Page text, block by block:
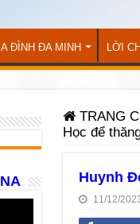
ĐÌNH ĐA MINH LỜI
TRANG
Học để
Huynh
11/12/